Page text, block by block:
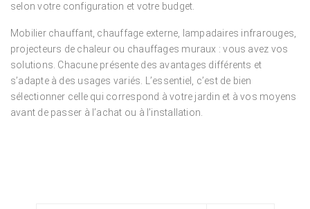
selon votre configuration et votre budget.
Mobilier chauffant, chauffage externe, lampadaires infrarouges,
projecteurs de chaleur ou chauffages muraux : vous avez vos
solutions. Chacune présente des avantages différents et
s’adapte à des usages variés. L’essentiel, c’est de bien
sélectionner celle qui correspond à votre jardin et à vos moyens
avant de passer à l’achat ou à l’installation.